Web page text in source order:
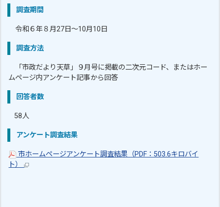
調査期間
令和６年８月27日～10月10日
調査方法
「市政だより天草」９月号に掲載の二次元コード、またはホー
ムページ内アンケート記事から回答
回答者数
58人
アンケート調査結果
市ホームページアンケート調査結果（PDF：503.6キロバイ
ト）